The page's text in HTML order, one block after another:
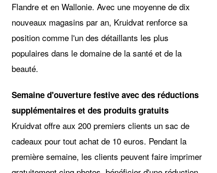
Flandre et en Wallonie. Avec une moyenne de dix
nouveaux magasins par an, Kruidvat renforce sa
position comme l'un des détaillants les plus
populaires dans le domaine de la santé et de la
beauté.
Semaine d'ouverture festive avec des réductions
supplémentaires et des produits gratuits
Kruidvat offre aux 200 premiers clients un sac de
cadeaux pour tout achat de 10 euros. Pendant la
première semaine, les clients peuvent faire imprimer